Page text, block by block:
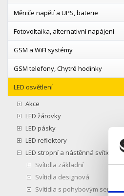
Měniče napětí a UPS, baterie
Fotovoltaika, alternativní napájení
GSM a WiFI systémy
GSM telefony, Chytré hodinky
LED osvětlení
Akce
LED žárovky
LED pásky
LED reflektory
LED stropní a nástěnná svítidla
Svítidla základní
Svítidla designová
Svítidla s pohybovým